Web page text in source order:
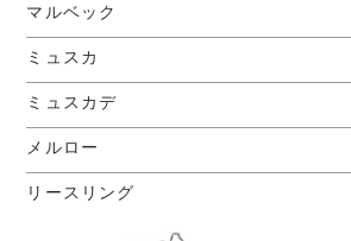
マルベック
ミュスカ
ミュスカデ
メルロー
リースリング